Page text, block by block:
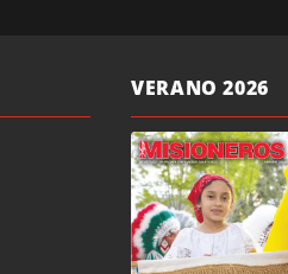
VERANO 2026